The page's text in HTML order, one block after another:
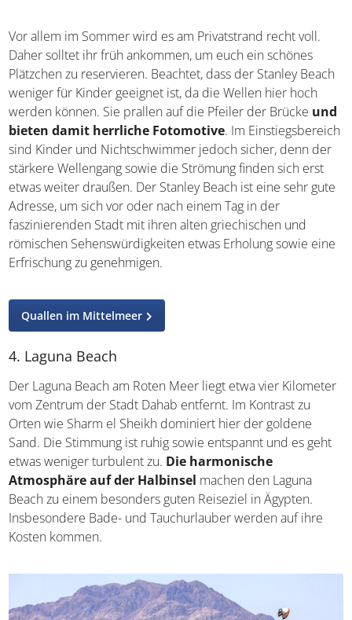
Vor allem im Sommer wird es am Privatstrand recht voll.
Daher solltet ihr früh ankommen, um euch ein schönes
Plätzchen zu reservieren. Beachtet, dass der Stanley
Beach weniger für Kinder geeignet ist, da die Wellen hier
hoch werden können. Sie prallen auf die Pfeiler der
Brückeund bieten damit herrliche Fotomotive. Im
Einstiegsbereich sind Kinder und Nichtschwimmer
jedoch sicher, denn der stärkere Wellengang sowie die
Strömung finden sich erst etwas weiter draußen. Der
Stanley Beach ist eine sehr gute Adresse, um sich vor
oder nach einem Tag in der faszinierenden Stadt mit
Sehenswürdigkeiten etwas Erholung sowie eine
Erfrischung zu genehmigen.
Quallen im Mittelmeer
4. Laguna Beach
Der Laguna Beach am Roten Meer liegt etwa vier
Kilometer vom Zentrum der Stadt Dahab entfernt. Im
Kontrast zu Orten wie Sharm el Sheikh dominiert hier der
goldene Sand. Die Stimmung ist ruhig sowie entspannt
und es geht etwas weniger turbulent zu.Die
harmonische Atmosphäre auf der Halbinsel
Ägypten. Insbesondere Bade- und Tauchurlauber werden
auf ihre Kosten kommen.